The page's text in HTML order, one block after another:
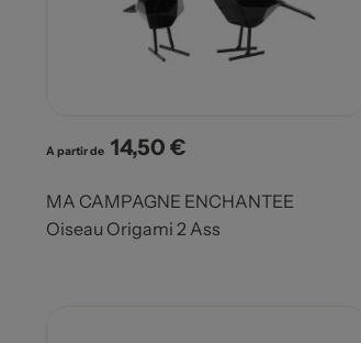
A partir de Prix
14,50 €
MA CAMPAGNE ENCHANTEE
Oiseau Origami 2 Ass